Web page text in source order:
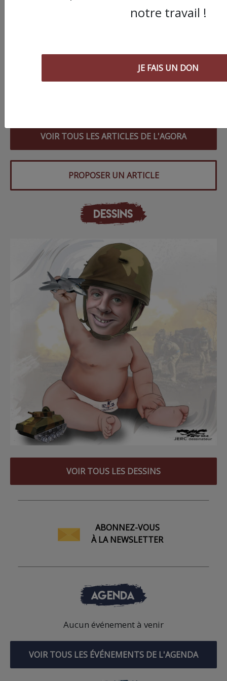
01/08/2026
VOIR TOUS LES ARTICLES DE L'AGORA
PROPOSER UN ARTICLE
DESSINS
VOIR TOUS LES DESSINS
ABONNEZ-VOUS
À LA NEWSLETTER
AGENDA
Aucun événement à venir
VOIR TOUS LES ÉVÉNEMENTS DE L'AGENDA
notre travail !
JE FAIS UN DON